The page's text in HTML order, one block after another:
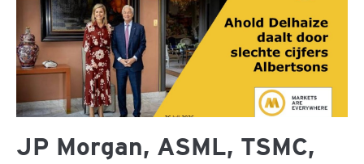
JP Morgan, ASML, TSMC,